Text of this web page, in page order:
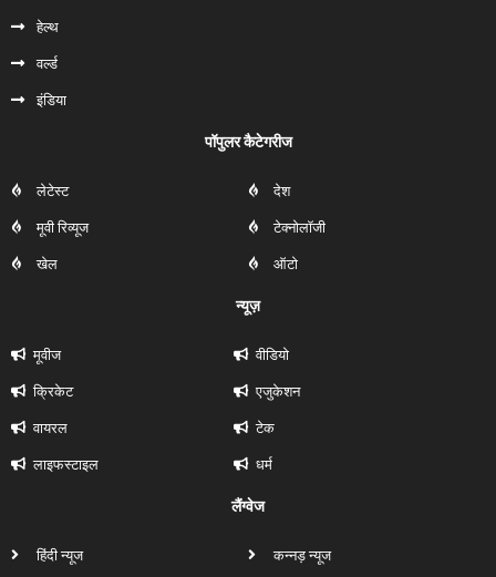
हेल्‍थ
वर्ल्ड
इंडिया
पॉपुलर कैटेगरीज
लेटेस्ट
मूवी रिव्यूज
खेल
देश
टेक्नोलॉजी
ऑटो
न्यूज़
मूवीज
क्रिकेट
वायरल
लाइफस्टाइल
वीडियो
एजुकेशन
टेक
धर्म
लैंग्वेज
हिंदी न्यूज कन्नड़ न्यूज